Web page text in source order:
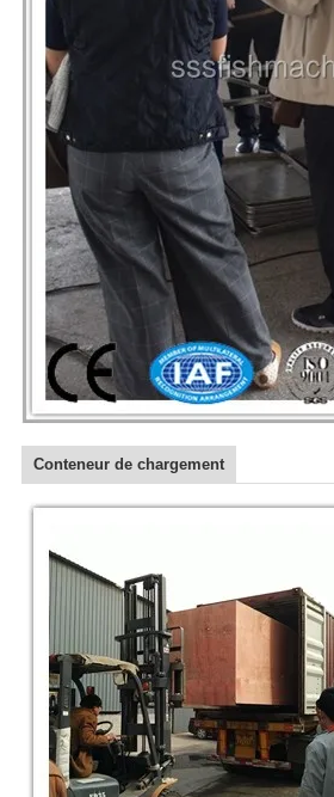
Conteneur de chargement